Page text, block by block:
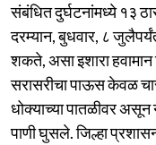
संबंधित दुर्घटनांमध्ये १३
दरम्यान, बुधवार, ८
शकते, असा इशारा हवामान
सरासरीचा पाऊस केवळ
धोक्याच्या पातळीवर असून
पाणी घुसले. जिल्हा